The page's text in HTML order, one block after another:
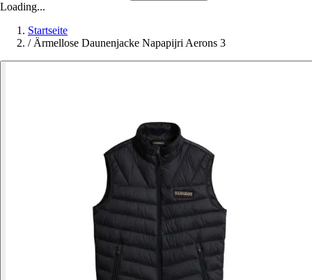
Loading...
Startseite
/ Ärmellose Daunenjacke Napapijri Aerons 3